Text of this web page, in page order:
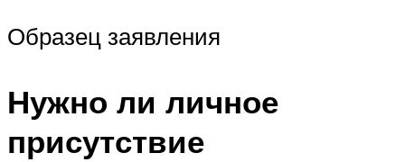
Образец заявления
Нужно ли личное
присутствие